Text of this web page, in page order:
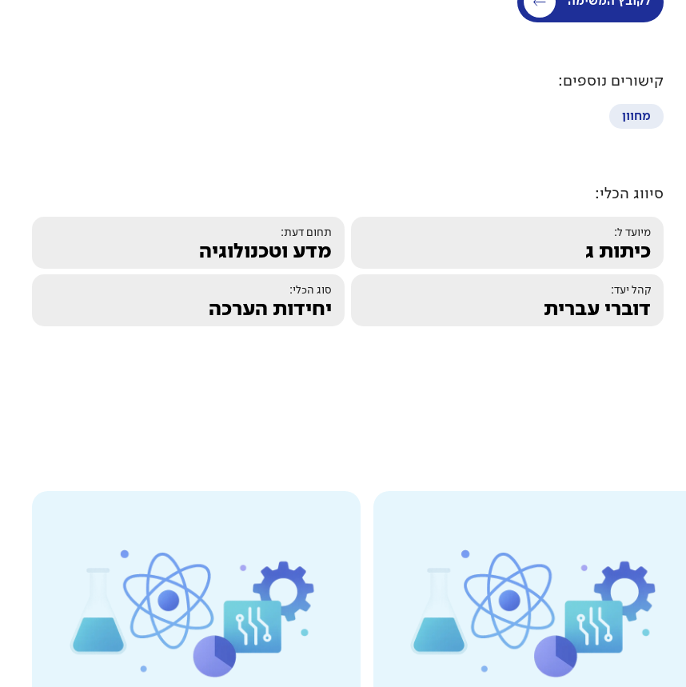
קישורים נוספים:
מחוון
סיווג הכלי:
מיועד ל:
כיתות ג
תחום דעת:
מדע וטכנולוגיה
קהל יעד:
דוברי עברית
סוג הכלי:
יחידות הערכה